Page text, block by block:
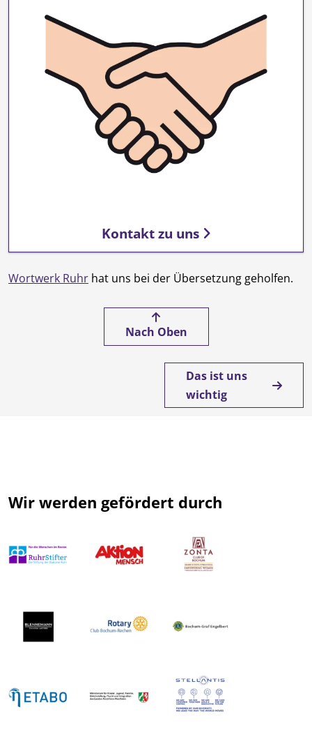
Kontakt zu uns
Wortwerk Ruhr hat uns bei der Übersetzung geholfen.
Nach Oben
Das ist uns
wichtig
Wir werden gefördert durch